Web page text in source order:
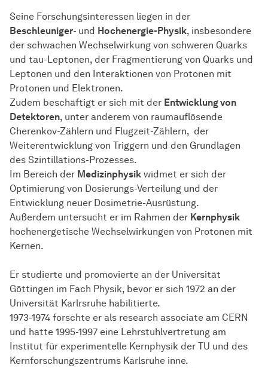
Seine Forschungsinteressen liegen in der
Beschleuniger- und Hochenergie-Physik, insbesondere
der schwachen Wechselwirkung von schweren Quarks
und tau-Leptonen, der Fragmentierung von Quarks und
Leptonen und den Interaktionen von Protonen mit
Protonen und Elektronen.
Zudem beschäftigt er sich mit der Entwicklung von
Detektoren, unter anderem von raumauflösende
Cherenkov-Zählern und Flugzeit-Zählern, der
Weiterentwicklung von Triggern und den Grundlagen
des Szintillations-Prozesses.
Im Bereich der Medizinphysik widmet er sich der
Optimierung von Dosierungs-Verteilung und der
Entwicklung neuer Dosimetrie-Ausrüstung.
Außerdem untersucht er im Rahmen der Kernphysik
hochenergetische Wechselwirkungen von Protonen mit
Kernen.
Er studierte und promovierte an der Universität
Göttingen im Fach Physik, bevor er sich 1972 an der
Universität Karlrsruhe habilitierte.
1973-1974 forschte er als research associate am CERN
und hatte 1995-1997 eine Lehrstuhlvertretung am
Institut für experimentelle Kernphysik der TU und des
Kernforschungszentrums Karlsruhe inne.